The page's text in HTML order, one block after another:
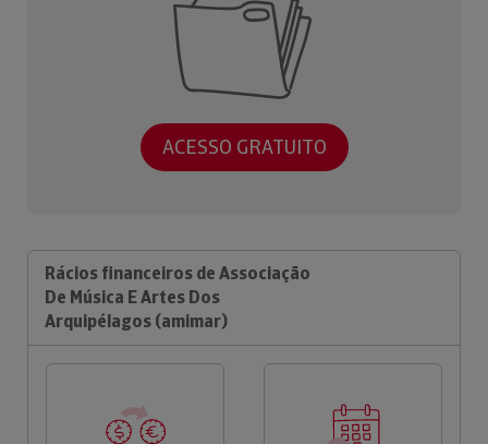
ACESSO GRATUITO
Rácios financeiros de Associação
De Música E Artes Dos
Arquipélagos (amimar)